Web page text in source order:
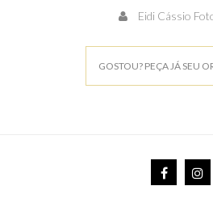
Eidi Cássio
GOSTOU? PEÇA JÁ SEU